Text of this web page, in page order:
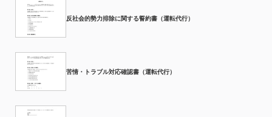
反社会的勢力排除に関する誓約書（運転代行）
苦情・トラブル対応確認書（運転代行）